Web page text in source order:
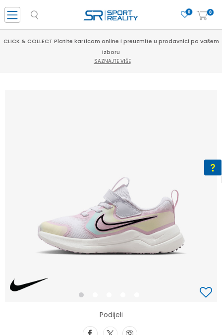
0
0
CLICK & COLLECT Platite karticom online i preuzmite u prodavnici po vašem
izboru
SAZNAJTE VIŠE
1
Podijeli